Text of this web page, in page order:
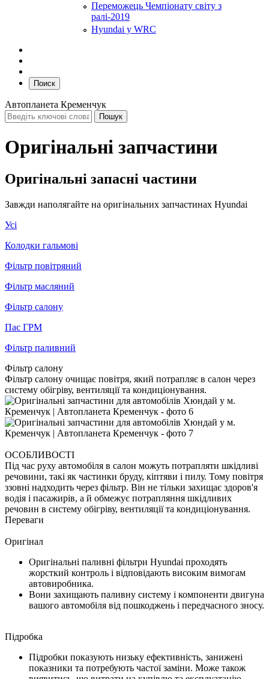
Переможець Чемпіонату світу з
ралі-2019
Hyundai у WRC
Поиск
Автопланета Кременчук
Оригінальні запчастини
Оригінальні запасні частини
Завжди наполягайте на оригінальних запчастинах Hyundai
Усі
Колодки гальмові
Фільтр повітряний
Фільтр масляний
Фільтр салону
Пас ГРМ
Фільтр паливний
Фільтр салону
Фільтр салону очищає повітря, який потрапляє в салон через
систему обігріву, вентиляції та кондиціонування.
ОСОБЛИВОСТІ
Під час руху автомобіля в салон можуть потрапляти шкідливі
речовини, такі як частинки бруду, кіптяви і пилу. Тому повітря
ззовні надходить через фільтр. Він не тільки захищає здоров'я
водія і пасажирів, а й обмежує потрапляння шкідливих
речовин в систему обігріву, вентиляції та кондиціонування.
Переваги
Оригінал
Оригінальні паливні фільтри Hyundai проходять
жорсткий контроль і відповідають високим вимогам
автовиробника.
Вони захищають паливну систему і компоненти двигуна
вашого автомобіля від пошкоджень і передчасного зносу.
Підробка
Підробки показують низьку ефективність, занижені
показники та потребують частої заміни. Може також